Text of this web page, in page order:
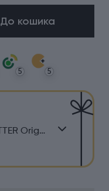
До кошика
5 5
Ручка ролерна Parker JOTTER Originals Blue CT RB